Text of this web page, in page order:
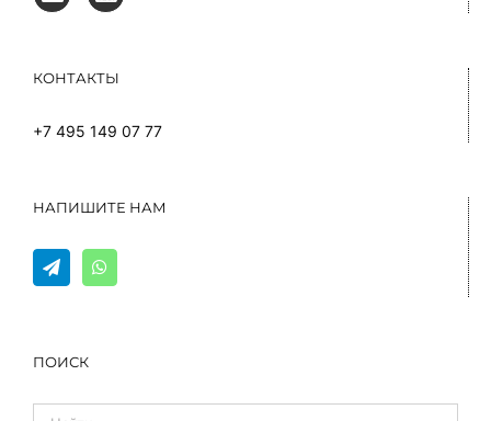
КОНТАКТЫ
+7 495 149 07 77
НАПИШИТЕ НАМ
ПОИСК